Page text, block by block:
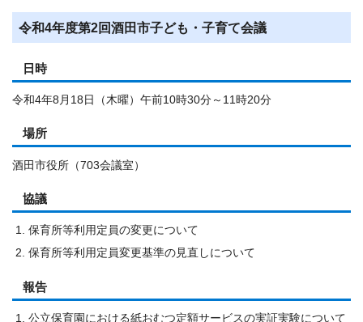
令和4年度第2回酒田市子ども・子育て会議
日時
令和4年8月18日（木曜）午前10時30分～11時20分
場所
酒田市役所（703会議室）
協議
保育所等利用定員の変更について
保育所等利用定員変更基準の見直しについて
報告
公立保育園における紙おむつ定額サービスの実証実験について